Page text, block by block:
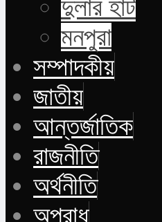
দুলার হাট
মনপুরা
সম্পাদকীয়
জাতীয়
আন্তর্জাতিক
রাজনীতি
অর্থনীতি
অপরাধ